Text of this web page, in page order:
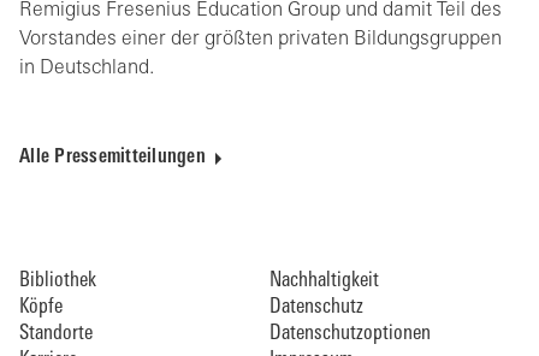
Remigius Fresenius Education Group und damit Teil des
Vorstandes einer der größten privaten Bildungsgruppen
in Deutschland.
Alle Pressemitteilungen
Bibliothek
Köpfe
Standorte
Nachhaltigkeit
Datenschutz
Datenschutzoptionen